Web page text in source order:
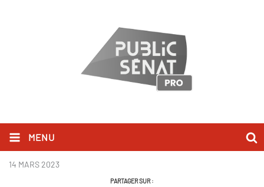
MENU
Éric Woerth.jpg
14 MARS 2023
PARTAGER SUR :